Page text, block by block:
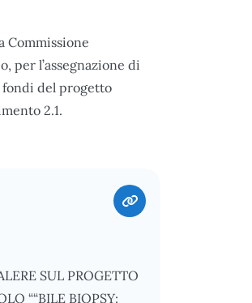
Commissione
per l’assegnazione di
del progetto
2.1.
SUL PROGETTO
““BILE BIOPSY: